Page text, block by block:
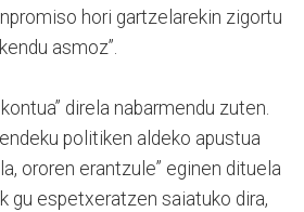
hori gartzelarekin zigortu
asmoz”.
direla nabarmendu zuten.
politiken aldeko apustua
ororen erantzule” eginen dituela
gu espetxeratzen saiatuko dira,